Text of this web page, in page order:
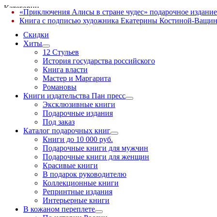
Категории
Скидки
Хиты
12 Стульев
История государства российского
Книга власти
Мастер и Маргарита
Романовы
Книги издательства Пан пресс
Эксклюзивные книги
Подарочные издания
Под заказ
Каталог подарочных книг
Книги до 10 000 руб.
Подарочные книги для мужчин
Подарочные книги для женщин
Красивые книги
В подарок руководителю
Коллекционные книги
Репринтные издания
Интерьерные книги
В кожаном переплете
«Приключения Алисы в стране чудес» подарочное издание
Книга с подписью художника Екатерины Костиной-